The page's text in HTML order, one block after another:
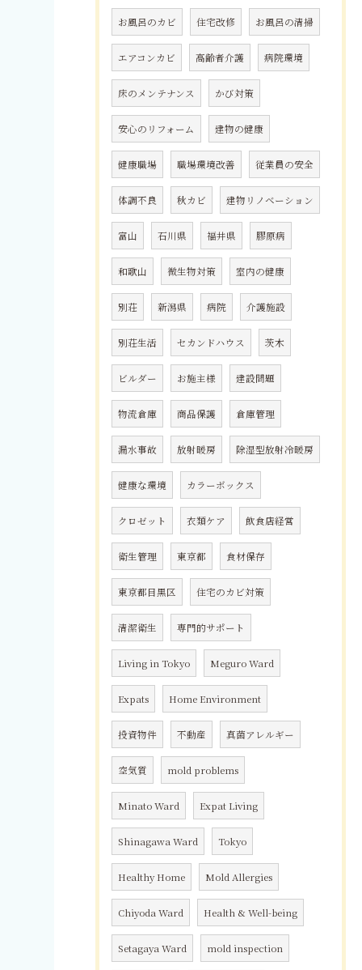
お風呂のカビ 住宅改修 お風呂の清掃
エアコンカビ 高齢者介護 病院環境
床のメンテナンス かび対策
安心のリフォーム 建物の健康
健康職場 職場環境改善 従業員の安全
体調不良 秋カビ 建物リノベーション
富山 石川県 福井県 膠原病
和歌山 微生物対策 室内の健康
別荘 新潟県 病院 介護施設
別荘生活 セカンドハウス 茨木
ビルダー お施主様 建設問題
物流倉庫 商品保護 倉庫管理
漏水事故 放射暖房 除湿型放射冷暖房
健康な環境 カラーボックス
クロゼット 衣類ケア 飲食店経営
衛生管理 東京都 食材保存
東京都目黒区 住宅のカビ対策
清潔衛生 専門的サポート
Living in Tokyo Meguro Ward
Expats Home Environment
投資物件 不動産 真菌アレルギー
空気質 mold problems
Minato Ward Expat Living
Shinagawa Ward Tokyo
Healthy Home Mold Allergies
Chiyoda Ward Health & Well-being
Setagaya Ward mold inspection